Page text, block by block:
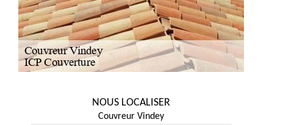
NOUS LOCALISER
Couvreur Vindey